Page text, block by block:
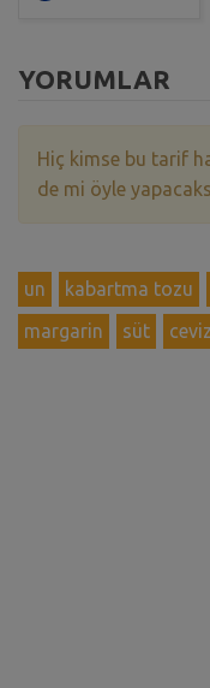
YORUMLAR
Hiç kimse bu tarif
de mi öyle
un kabartma tozu
margarin
süt